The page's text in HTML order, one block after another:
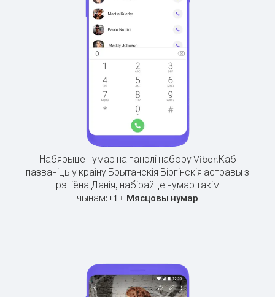
Набярыце нумар на панэлі набору Viber.Каб
пазваніць у краіну Брытанскія Віргінскія астравы з
рэгіёна Данія, набірайце нумар такім
чынам:+1 + Мясцовы нумар